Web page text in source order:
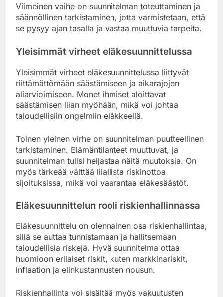
Viimeinen vaihe on suunnitelman toteuttaminen ja
säännöllinen tarkistaminen, jotta varmistetaan, että
se pysyy ajan tasalla ja vastaa muuttuvia tarpeita.
Yleisimmät virheet eläkesuunnittelussa
Yleisimmät virheet eläkesuunnittelussa liittyvät
riittämättömään säästämiseen ja aikarajojen
aliarvioimiseen. Monet ihmiset aloittavat
säästämisen liian myöhään, mikä voi johtaa
taloudellisiin ongelmiin eläkkeellä.
Toinen yleinen virhe on suunnitelman puutteellinen
tarkistaminen. Elämäntilanteet muuttuvat, ja
suunnitelman tulisi heijastaa näitä muutoksia. On
myös tärkeää välttää liiallista riskinottoa
sijoituksissa, mikä voi vaarantaa eläkesäästöt.
Eläkesuunnittelun rooli riskienhallinnassa
Eläkesuunnittelu on olennainen osa riskienhallintaa,
sillä se auttaa tunnistamaan ja hallitsemaan
taloudellisia riskejä. Hyvä suunnitelma ottaa
huomioon erilaiset riskit, kuten markkinariskit,
inflaation ja elinkustannusten nousun.
Riskienhallinta voi sisältää myös vakuutusten